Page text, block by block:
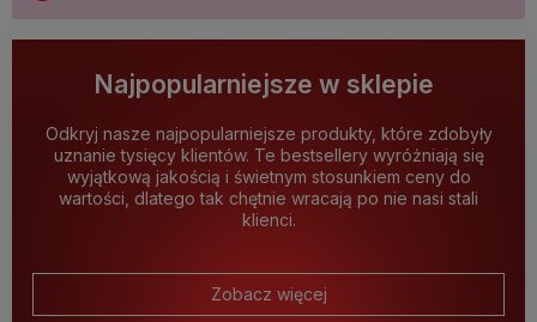
Najpopularniejsze w sklepie
Odkryj nasze najpopularniejsze produkty, które zdobyły
uznanie tysięcy klientów. Te bestsellery wyróżniają się
wyjątkową jakością i świetnym stosunkiem ceny do
wartości, dlatego tak chętnie wracają po nie nasi stali
klienci.
Zobacz więcej